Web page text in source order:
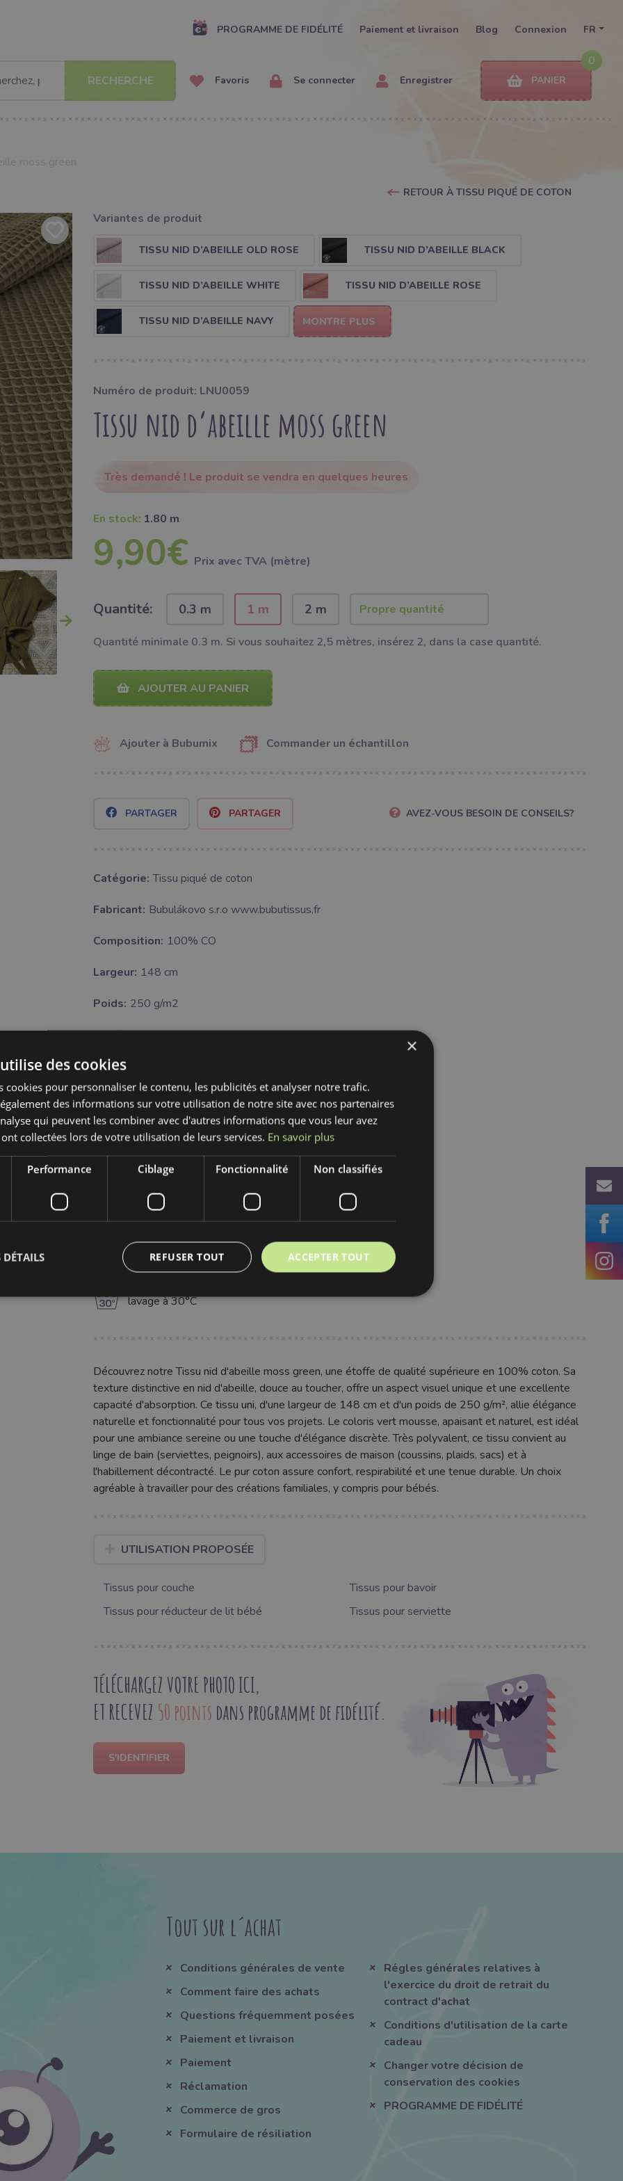
PROGRAMME DE FIDÉLITÉ Paiement et livraison Blog Connexion FR
RECHERCHE Favoris Se connecter Enregistrer
0
PANIER
RETOUR À TISSU PIQUÉ DE COTON
Variantes de produit
TISSU NID D’ABEILLE OLD ROSE TISSU NID D’ABEILLE BLACK
TISSU NID D’ABEILLE WHITE TISSU NID D’ABEILLE ROSE
TISSU NID D’ABEILLE NAVY MONTRE PLUS
Numéro de produit: LNU0059
Tissu nid d’abeille moss green
Très demandé ! Le produit se vendra en quelques heures
En stock: 1.80 m
9,90€ Prix ​​avec TVA (mètre)
Quantité: 0.3 m 1 m 2 m
Quantité minimale 0.3 m. Si vous souhaitez 2,5 mètres, insérez 2, dans la case quantité.
AJOUTER AU PANIER
Ajouter à Bubumix Commander un échantillon
PARTAGER PARTAGER AVEZ-VOUS BESOIN DE CONSEILS?
Catégorie: Tissu piqué de coton
Fabricant: Bubulákovo s.r.o www.bubutissus,fr
Composition: 100% CO
Largeur: 148 cm
Poids: 250 g/m2
Motif: Uni
Certifikat:
Couleur:
Traitement:
U ne pas sécher à machine
Blanchiment interdit
nettoyage à sec professionnel
g lavage à 30°C
Découvrez notre Tissu nid d'abeille moss green, une étoffe de qualité supérieure en 100% coton. Sa
texture distinctive en nid d'abeille, douce au toucher, offre un aspect visuel unique et une excellente
capacité d'absorption. Ce tissu uni, d'une largeur de 148 cm et d'un poids de 250 g/m², allie élégance
naturelle et fonctionnalité pour tous vos projets. Le coloris vert mousse, apaisant et naturel, est idéal
pour une ambiance sereine ou une touche d'élégance discrète. Très polyvalent, ce tissu convient au
linge de bain (serviettes, peignoirs), aux accessoires de maison (coussins, plaids, sacs) et à
l'habillement décontracté. Le pur coton assure confort, respirabilité et une tenue durable. Un choix
agréable à travailler pour des créations familiales, y compris pour bébés.
UTILISATION PROPOSÉE
Tissus pour couche
Tissus pour bavoir
Tissus pour réducteur de lit bébé
Tissus pour serviette
TÉLÉCHARGEZ VOTRE PHOTO ICI,
ET RECEVEZ 50 points dans programme de fidélité.
S'IDENTIFIER
Tout sur l´achat
Conditions générales de vente
Comment faire des achats
Questions fréquemment posées
Paiement et livraison
Paiement
Réclamation
Commerce de gros
Formulaire de résiliation
Régles générales relatives à
l'exercice du droit de retrait du
contract d'achat
Conditions d'utilisation de la carte
cadeau
Changer votre décision de
conservation des cookies
PROGRAMME DE FIDÉLITÉ
×
des cookies
cookies pour personnaliser le contenu, les publicités et analyser notre trafic.
des informations sur votre utilisation de notre site avec nos partenaires
qui peuvent les combiner avec d'autres informations que vous leur avez
collectées lors de votre utilisation de leurs services. En savoir plus
Performance Ciblage Fonctionnalité Non classifiés
ACCEPTER TOUT
REFUSER TOUT
DÉTAILS